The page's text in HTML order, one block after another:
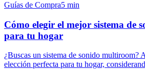
Guías de Compra5 min
Cómo elegir el mejor sistema de
para tu hogar
¿Buscas un sistema de sonido multiroom?
elección perfecta para tu hogar,